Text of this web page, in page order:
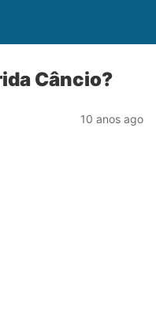
Câncio?
10 anos ago